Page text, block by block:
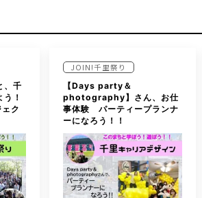
、千
！
ク
JOIN!千里祭り
【Days party＆
photography】さん、お仕
事体験 パーティープランナ
ーになろう！！